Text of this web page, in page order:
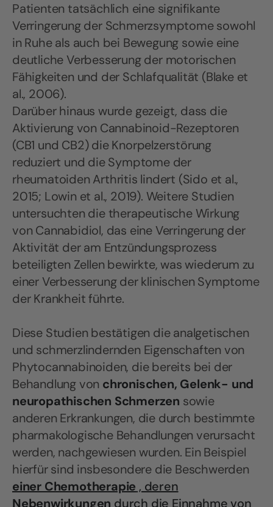
Patienten tatsächlich eine signifikante
Verringerung der Schmerzsymptome sowohl
in Ruhe als auch bei Bewegung sowie eine
deutliche Verbesserung der motorischen
Fähigkeiten und der Schlafqualität (Blake et
al., 2006).
Darüber hinaus wurde gezeigt, dass die
Aktivierung von Cannabinoid-Rezeptoren
(CB1 und CB2) die Knorpelzerstörung
reduziert und die Symptome der
rheumatoiden Arthritis lindert (Sido et al.,
2015; Lowin et al., 2019). Weitere Studien
untersuchten die therapeutische Wirkung
von Cannabidiol, das eine Verringerung der
Aktivität der am Entzündungsprozess
beteiligten Zellen bewirkte, was wiederum zu
einer Verbesserung der klinischen Symptome
der Krankheit führte.
Diese Studien bestätigen die analgetischen
und schmerzlindernden Eigenschaften von
Phytocannabinoiden, die bereits bei der
Behandlung von chronischen, Gelenk- und
neuropathischen Schmerzen sowie
anderen Erkrankungen, die durch bestimmte
pharmakologische Behandlungen verursacht
werden, nachgewiesen wurden. Ein Beispiel
hierfür sind insbesondere die Beschwerden
einer Chemotherapie , deren
Nebenwirkungen durch die Einnahme von